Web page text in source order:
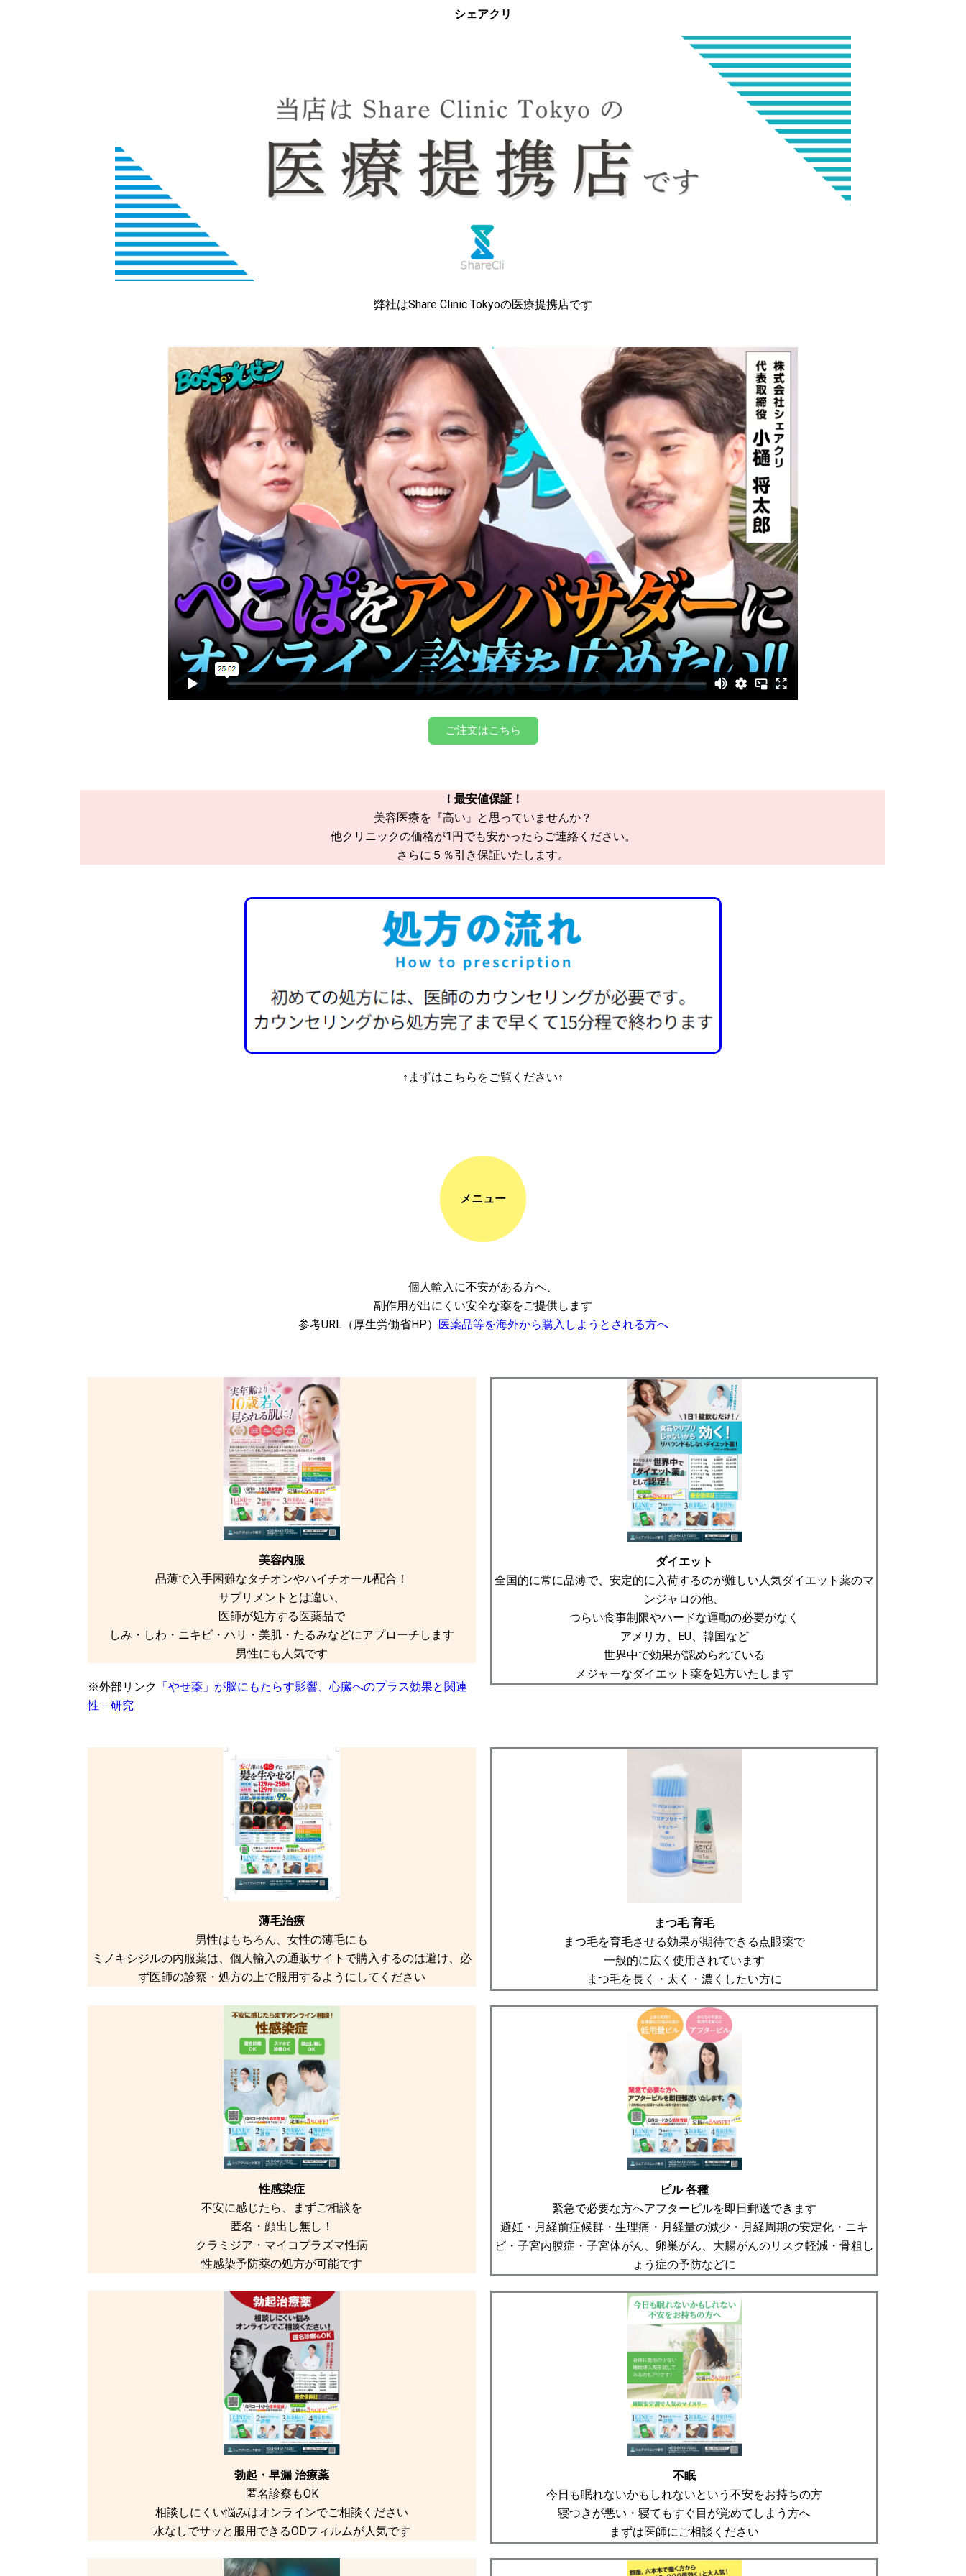
シェアクリ
弊社はShare Clinic Tokyoの医療提携店です
ご注文はこちら
！最安値保証！
美容医療を『高い』と思っていませんか？
他クリニックの価格が1円でも安かったらご連絡ください。
さらに５％引き保証いたします。
↑まずはこちらをご覧ください↑
メニュー
個人輸入に不安がある方へ、
副作用が出にくい安全な薬をご提供します
参考URL（厚生労働省HP） 医薬品等を海外から購入しようとされる方へ
美容内服
品薄で入手困難なタチオンやハイチオール配合！
サプリメントとは違い、
医師が処方する医薬品で
しみ・しわ・ニキビ・ハリ・美肌・たるみなどにアプローチします
男性にも人気です
※外部リンク 「やせ薬」が脳にもたらす影響、心臓へのプラス効果と関連
性－研究
ダイエット
全国的に常に品薄で、安定的に入荷するのが難しい人気ダイエット薬のマ
ンジャロの他、
つらい食事制限やハードな運動の必要がなく
アメリカ、EU、韓国など
世界中で効果が認められている
メジャーなダイエット薬を処方いたします
薄毛治療
男性はもちろん、女性の薄毛にも
ミノキシジルの内服薬は、個人輸入の通販サイトで購入するのは避け、必
ず医師の診察・処方の上で服用するようにしてください
まつ毛 育毛
まつ毛を育毛させる効果が期待できる点眼薬で
一般的に広く使用されています
まつ毛を長く・太く・濃くしたい方に
性感染症
不安に感じたら、まずご相談を
匿名・顔出し無し！
クラミジア・マイコプラズマ性病
性感染予防薬の処方が可能です
ピル 各種
緊急で必要な方へアフターピルを即日郵送できます
避妊・月経前症候群・生理痛・月経量の減少・月経周期の安定化・ニキ
ビ・子宮内膜症・子宮体がん、卵巣がん、大腸がんのリスク軽減・骨粗し
ょう症の予防などに
勃起・早漏 治療薬
匿名診察もOK
相談しにくい悩みはオンラインでご相談ください
水なしでサッと服用できるODフィルムが人気です
不眠
今日も眠れないかもしれないという不安をお持ちの方
寝つきが悪い・寝てもすぐ目が覚めてしまう方へ
まずは医師にご相談ください